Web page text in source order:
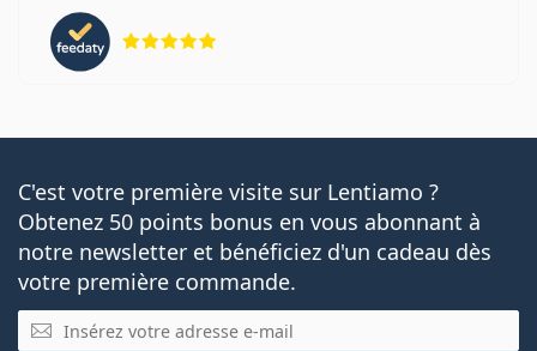
C'est votre première visite sur Lentiamo ?
Obtenez 50 points bonus en vous abonnant à
notre newsletter et bénéficiez d'un cadeau dès
votre première commande.
E-mail